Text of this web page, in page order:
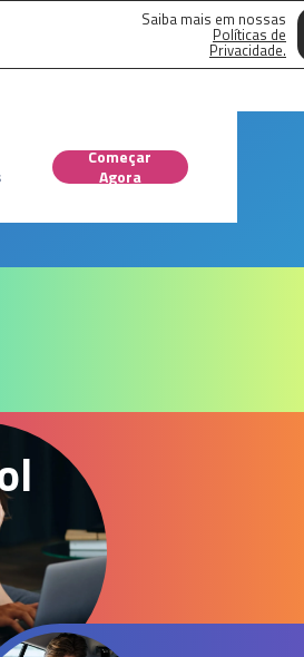
Saiba mais em nossas
Políticas de
Privacidade.
Começar
Agora